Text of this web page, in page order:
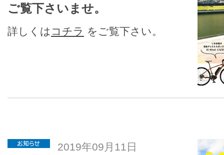
ご覧下さいませ。
詳しくは コチラ をご覧下さい。
2019年09月11日